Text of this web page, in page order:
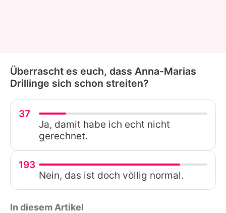
Überrascht es euch, dass Anna-Marias
Drillinge sich schon streiten?
37
Ja, damit habe ich echt nicht
gerechnet.
193
Nein, das ist doch völlig normal.
In diesem Artikel